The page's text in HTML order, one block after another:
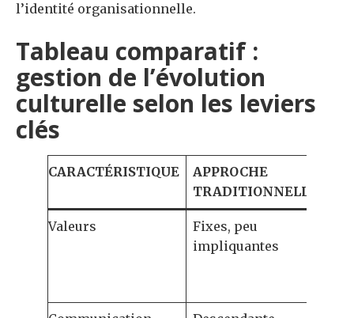
l’identité organisationnelle.
Tableau comparatif :
gestion de l’évolution
culturelle selon les leviers
clés
CARACTÉRISTIQUE
APPROCHE
TRADITIONNELLE
Valeurs
Fixes, peu
impliquantes